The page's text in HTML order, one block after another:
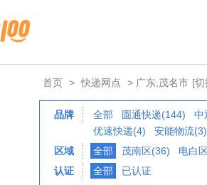
首页 > 快递网点 > 广东,茂名市 [
品牌 全部 圆通快递(144) 中
优速快递(4)
安能物流(3)
区域
全部 茂南区(36) 电白
认证
全部 已认证